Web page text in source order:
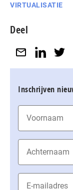
VIRTUALISATIE
Deel
Inschrijven